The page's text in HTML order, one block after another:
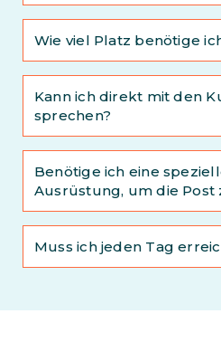
Wie viel Platz benötige
Kann ich direkt mit den
sprechen?
Benötige ich eine
Ausrüstung, um die Post
Muss ich jeden Tag